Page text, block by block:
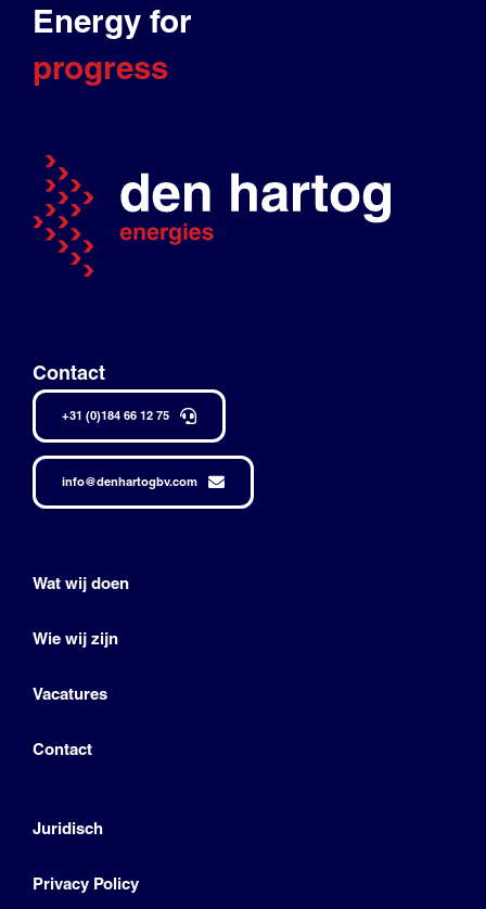
Energy for
progress
Contact
+31 (0)184 66 12 75
info@denhartogbv.com
Wat wij doen
Wie wij zijn
Vacatures
Contact
Juridisch
Privacy Policy